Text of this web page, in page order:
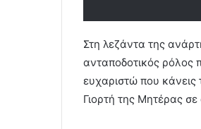
Στη λεζάντα της
ανταποδοτικός ρόλος
ευχαριστώ που κάνεις
Γιορτή της Μητέρας